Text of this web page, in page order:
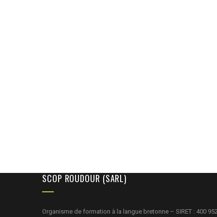
SCOP ROUDOUR (SARL)
Organisme de formation à la langue bretonne – SIRET : 400